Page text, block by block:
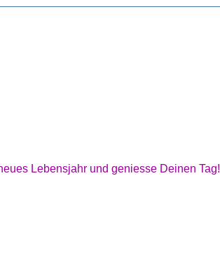
Lebensjahr und geniesse Deinen Tag!